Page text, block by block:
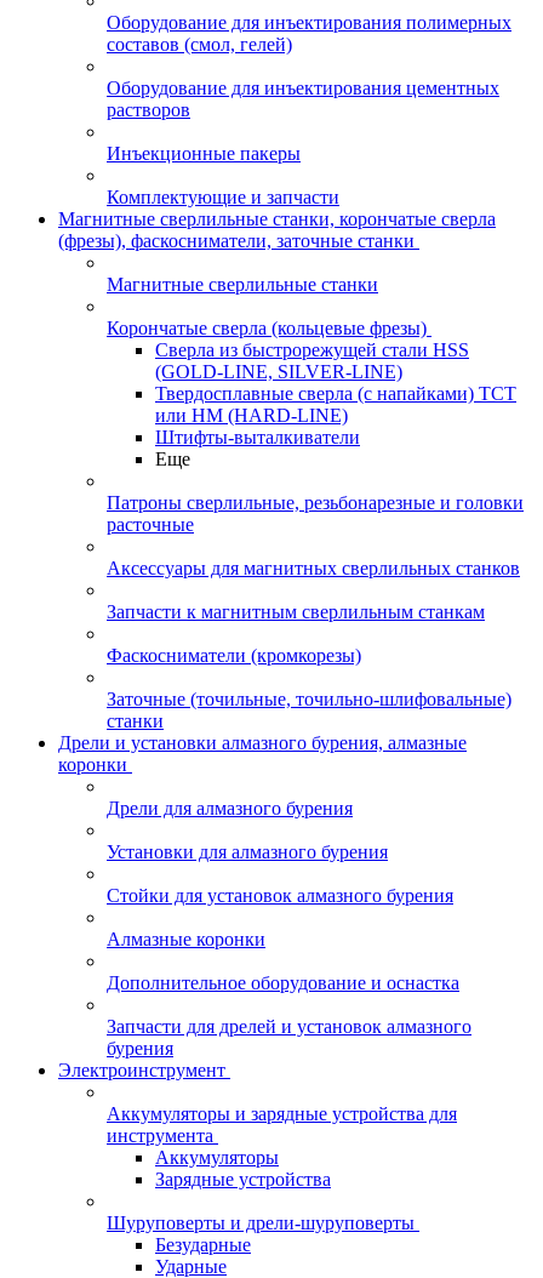
Оборудование для инъектирования полимерных
составов (смол, гелей)
Оборудование для инъектирования цементных
растворов
Инъекционные пакеры
Комплектующие и запчасти
Магнитные сверлильные станки, корончатые сверла
(фрезы), фаскосниматели, заточные станки
Магнитные сверлильные станки
Корончатые сверла (кольцевые фрезы)
Сверла из быстрорежущей стали HSS
(GOLD-LINE, SILVER-LINE)
Твердосплавные сверла (с напайками) ТСТ
или HM (HARD-LINE)
Штифты-выталкиватели
Еще
Патроны сверлильные, резьбонарезные и головки
расточные
Аксессуары для магнитных сверлильных станков
Запчасти к магнитным сверлильным станкам
Фаскосниматели (кромкорезы)
Заточные (точильные, точильно-шлифовальные)
станки
Дрели и установки алмазного бурения, алмазные
коронки
Дрели для алмазного бурения
Установки для алмазного бурения
Стойки для установок алмазного бурения
Алмазные коронки
Дополнительное оборудование и оснастка
Запчасти для дрелей и установок алмазного
бурения
Электроинструмент
Аккумуляторы и зарядные устройства для
инструмента
Аккумуляторы
Зарядные устройства
Шуруповерты и дрели-шуруповерты
Безударные
Ударные